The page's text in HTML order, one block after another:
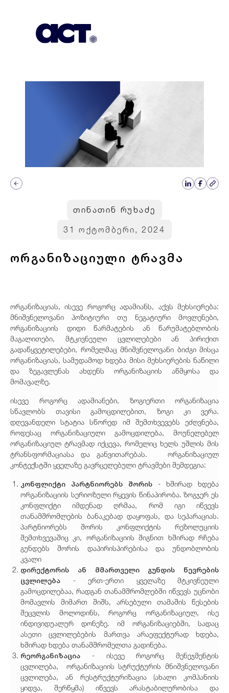
თინათინ რუხაძე
31 ოქტომბერი, 2024
ორგანიზაციული ტრავმა
ორგანიზაციას, ისევე როგორც ადამიანს, აქვს მეხსიერება:
მნიშვნელოვანი პოზიტიური თუ ნეგატიური მოვლენები,
ორგანიზაციის დიდი წარმატების ან წარუმატებლობის
მაგალითები, მტკივნეული ცვლილებები ან პირიქით
გადაწყვეტილებები, რომელმაც მნიშვნელოვანი ბიძგი მისცა
ორგანიზაციას, სამუდამოდ ხდება მისი მეხსიერების ნაწილი
და ზეგავლენას ახდენს ორგანიზაციის აწმყოსა და
მომავალზე.
ისევე როგორც ადამიანები, ზოგიერთი ორგანიზაცია
სწავლობს თავისი გამოცდილებით, ზოგი კი ვერა.
დღევანდელი სტატია სწორედ იმ შემთხვევებს ეძღვნება,
როდესაც ორგანიზაციული გამოცდილება, მოუნელებელ
ორგანიზაციულ ტრავმად იქცევა, რომელიც ხელს უშლის მის
ტრანსფორმაციასა და განვითარებას. ორგანიზაციულ
კონტექსტში ყველაზე გავრცელებული ტრავმები შემდეგია:
კონფლიქტი პარტნიორებს შორის - ხშირად ხდება
ორგანიზაციის სერიოზული რყევის წინაპირობა. ზოგჯერ ეს
კონფლიქტი იმდენად ღრმაა, რომ იგი იწვევს
თანამშრომლების ბანაკებად დაყოფას, და სეპარაციას.
პარტნიორებს შორის კონფლიქტის რეზოლუციის
შემთხვევაშიც კი, ორგანიზაციის შიგნით ხშირად რჩება
გუნდებს შორის დაპირისპირებისა და უნდობლობის
კვალი
დირექტორის ან მმართველი გუნდის წევრების
ცვლილება - ერთ-ერთი ყველაზე მტკივნეული
გამოცდილებაა, რადგან თანამშრომლებში იწვევს უცნობი
მომავლის მიმართ შიშს, არსებული თამაშის წესების
შეცვლის მოლოდინს, როგორც ორგანიზაციულ, ისე
ინდივიდუალურ დონეზე. იმ ორგანიზაციებში, სადაც
ასეთი ცვლილებების მართვა არაეფექტურად ხდება,
ხშირად ხდება თანამშრომელთა გადინება.
რეორგანიზაცია - ისევე როგორც მენეჯმენტის
ცვლილება, ორგანიზაციის სტრუქტურის მნიშვნელოვანი
ცვლილება, ან რესტრუქტურიზაცია (ახალი კომპანიის
ყიდვა, შერწყმა) იწვევს არასტაბილურობისა და